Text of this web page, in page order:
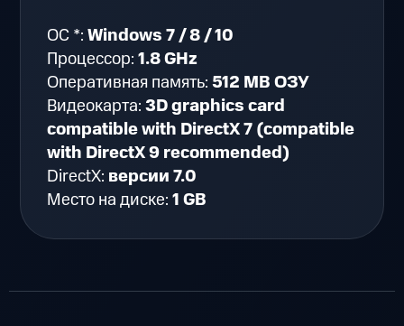
ОС *:Windows 7 / 8 / 10
Процессор:1.8 GHz
Оперативная память:512 MB ОЗУ
Видеокарта:3D graphics card
compatible with DirectX 7 (compatible
with DirectX 9 recommended)
DirectX: версии 7.0
Место на диске:1 GB